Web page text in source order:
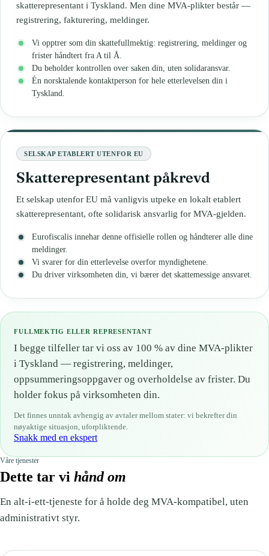
skatterepresentant i Tyskland. Men dine MVA-plikter består —
registrering, fakturering, meldinger.
Vi opptrer som din skattefullmektig: registrering, meldinger og
frister håndtert fra A til Å.
Du beholder kontrollen over saken din, uten solidaransvar.
Én norsktalende kontaktperson for hele etterlevelsen din i
Tyskland.
SELSKAP ETABLERT UTENFOR EU
Skatterepresentant påkrevd
Et selskap utenfor EU må vanligvis utpeke en lokalt etablert
skatterepresentant, ofte solidarisk ansvarlig for MVA-gjelden.
Eurofiscalis innehar denne offisielle rollen og håndterer alle dine
meldinger.
Vi svarer for din etterlevelse overfor myndighetene.
Du driver virksomheten din, vi bærer det skattemessige ansvaret.
FULLMEKTIG ELLER REPRESENTANT
I begge tilfeller tar vi oss av 100 % av dine MVA-plikter
i Tyskland — registrering, meldinger,
oppsummeringsoppgaver og overholdelse av frister. Du
holder fokus på virksomheten din.
Det finnes unntak avhengig av avtaler mellom stater: vi bekrefter din
nøyaktige situasjon, uforpliktende.
Snakk med en ekspert
Våre tjenester
Dette tar vi hånd om
En alt-i-ett-tjeneste for å holde deg MVA-kompatibel, uten
administrativt styr.